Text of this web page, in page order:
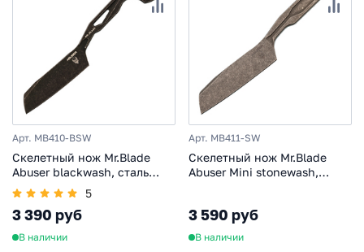
Арт. MB410-BSW
Скелетный нож Mr.Blade
Abuser blackwash, сталь
AUS-8
5
3 390 руб
В наличии
Арт. MB411-SW
Скелетный нож Mr.Blade
Abuser Mini stonewash,
3 590 руб
В наличии